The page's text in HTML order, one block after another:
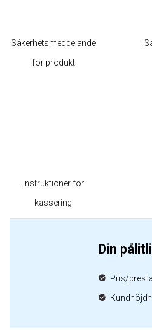
Säkerhetsmeddelande
för produkt
Instruktioner för
kassering
Din
Pris/